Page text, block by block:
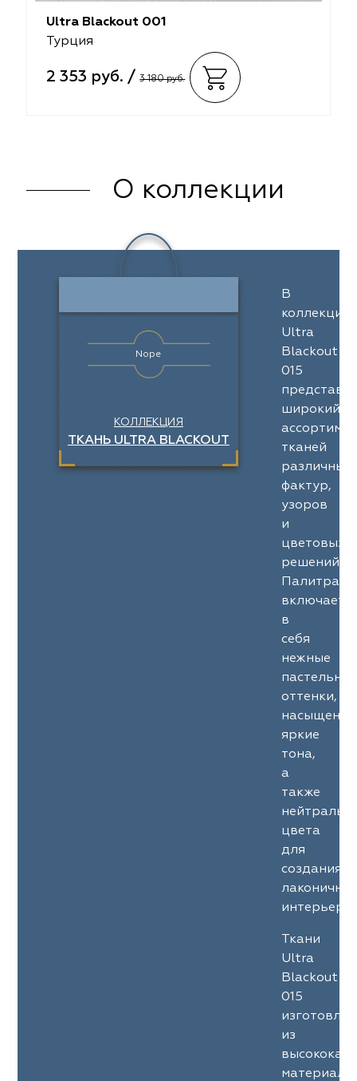
Ultra Blackout 001
Турция
2 353 руб. /3 180 руб.
О коллекции
Nope
КОЛЛЕКЦИЯ
ТКАНЬ ULTRA BLACKOUT
В
коллекции
Ultra
Blackout
015
широкий
тканей
различных
фактур,
узоров
и
цветовых
решений.
Палитра
включает
в
себя
нежные
оттенки,
яркие
тона,
а
также
цвета
для
создания
Ткани
Ultra
Blackout
015
из